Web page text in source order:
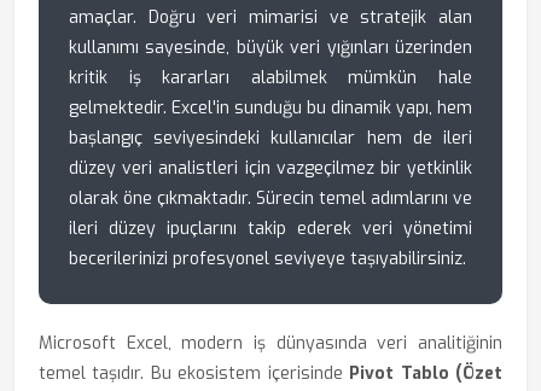
amaçlar. Doğru veri mimarisi ve stratejik alan
kullanımı sayesinde, büyük veri yığınları üzerinden
kritik iş kararları alabilmek mümkün hale
gelmektedir. Excel'in sunduğu bu dinamik yapı, hem
başlangıç seviyesindeki kullanıcılar hem de ileri
düzey veri analistleri için vazgeçilmez bir yetkinlik
olarak öne çıkmaktadır. Sürecin temel adımlarını ve
ileri düzey ipuçlarını takip ederek veri yönetimi
becerilerinizi profesyonel seviyeye taşıyabilirsiniz.
Microsoft Excel, modern iş dünyasında veri analitiğinin
temel taşıdır. Bu ekosistem içerisinde Pivot Tablo (Özet